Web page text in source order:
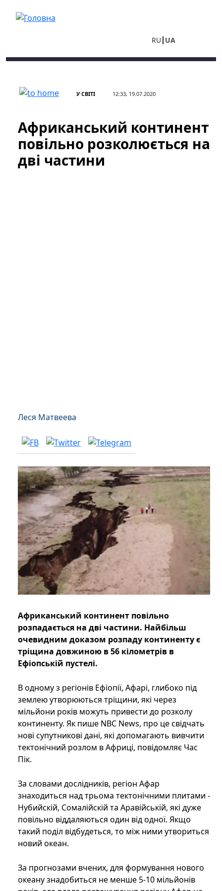
RU UA
У СВІТІ 12:33, 19.07.2020
Африканський континент
повільно розколюється на
дві частини
Леся Матвеева
Африканський континент повільно
розпадається на дві частини. Найбільш
очевидним доказом розпаду континенту є
тріщина довжиною в 56 кілометрів в
Ефіопській пустелі.
В одному з регіонів Ефіопії, Афарі, глибоко під
землею утворюються тріщини, які через
мільйони років можуть привести до розколу
континенту. Як пише NBC News, про це свідчать
нові супутникові дані, які допомагають вивчити
тектонічний розлом в Африці, повідомляє Час
Пік.
За словами дослідників, регіон Афар
знаходиться над трьома тектонічними плитами -
Нубийскій, Сомалійскій та Аравійській, які дуже
повільно віддаляються один від одної. Якщо
такий поділ відбудеться, то між ними утвориться
новий океан.
За прогнозами вчених, для формування нового
океану знадобиться не менше 5-10 мільйонів